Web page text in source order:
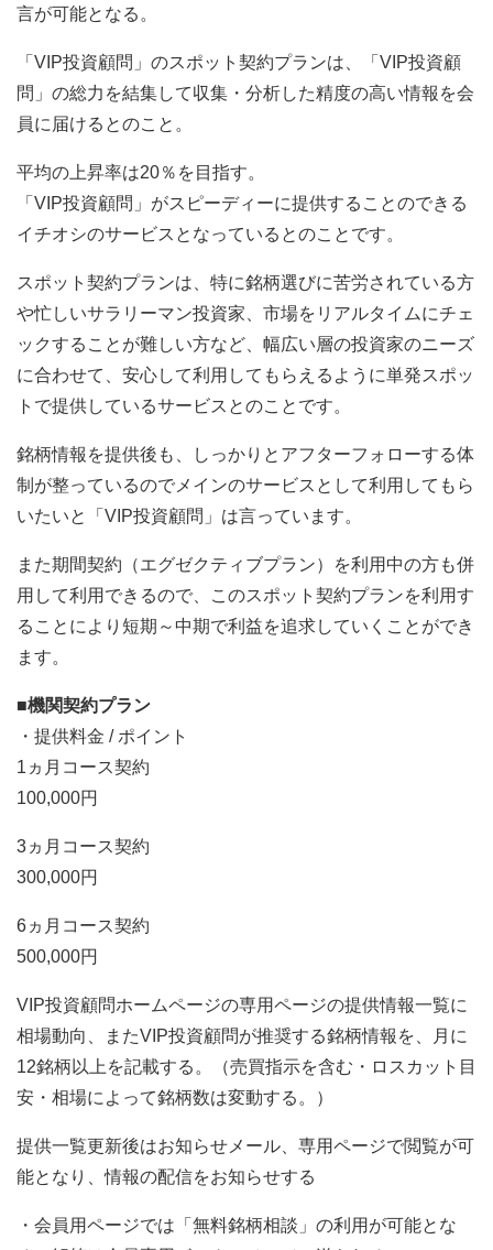
言が可能となる。
「VIP投資顧問」のスポット契約プランは、「VIP投資顧
問」の総力を結集して収集・分析した精度の高い情報を会
員に届けるとのこと。
平均の上昇率は20％を目指す。
「VIP投資顧問」がスピーディーに提供することのできる
イチオシのサービスとなっているとのことです。
スポット契約プランは、特に銘柄選びに苦労されている方
や忙しいサラリーマン投資家、市場をリアルタイムにチェ
ックすることが難しい方など、幅広い層の投資家のニーズ
に合わせて、安心して利用してもらえるように単発スポッ
トで提供しているサービスとのことです。
銘柄情報を提供後も、しっかりとアフターフォローする体
制が整っているのでメインのサービスとして利用してもら
いたいと「VIP投資顧問」は言っています。
また期間契約（エグゼクティブプラン）を利用中の方も併
用して利用できるので、このスポット契約プランを利用す
ることにより短期～中期で利益を追求していくことができ
ます。
■機関契約プラン
・提供料金 / ポイント
1ヵ月コース契約
100,000円
3ヵ月コース契約
300,000円
6ヵ月コース契約
500,000円
VIP投資顧問ホームページの専用ページの提供情報一覧に
相場動向、またVIP投資顧問が推奨する銘柄情報を、月に
12銘柄以上を記載する。（売買指示を含む・ロスカット目
安・相場によって銘柄数は変動する。）
提供一覧更新後はお知らせメール、専用ページで閲覧が可
能となり、情報の配信をお知らせする
・会員用ページでは「無料銘柄相談」の利用が可能とな